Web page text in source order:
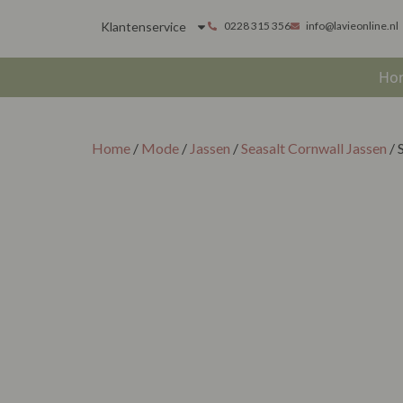
Klantenservice 0228 315 356 info@lavieonline.nl
Home / Mode / Jassen /Seasalt Cornwall Jassen /